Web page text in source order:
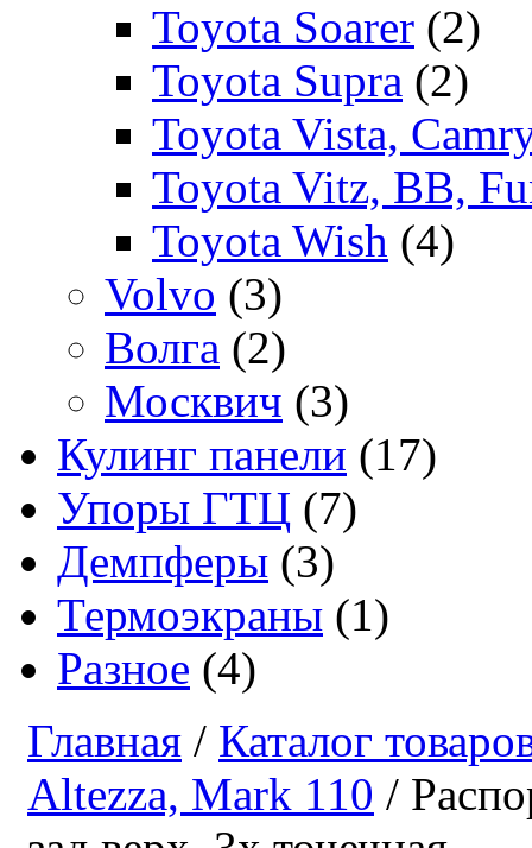
Toyota Soarer (2)
Toyota Supra (2)
Toyota Vista,
Toyota Vitz, BB,
Toyota Wish (4)
Volvo (3)
Волга (2)
Москвич (3)
Кулинг панели (17)
Упоры ГТЦ (7)
Демпферы (3)
Термоэкраны (1)
Разное (4)
Главная / Каталог
Altezza, Mark 110 /